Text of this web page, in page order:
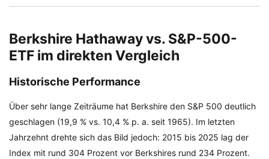
Berkshire Hathaway vs. S&P-500-
ETF im direkten Vergleich
Historische Performance
Über sehr lange Zeiträume hat Berkshire den S&P 500 deutlich
geschlagen (19,9 % vs. 10,4 % p. a. seit 1965). Im letzten
Jahrzehnt drehte sich das Bild jedoch: 2015 bis 2025 lag der
Index mit rund 304 Prozent vor Berkshires rund 234 Prozent.